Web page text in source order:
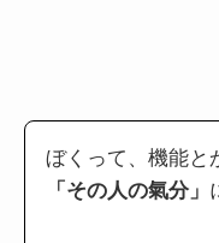
ぼくって、機能と
「その人の氣分」